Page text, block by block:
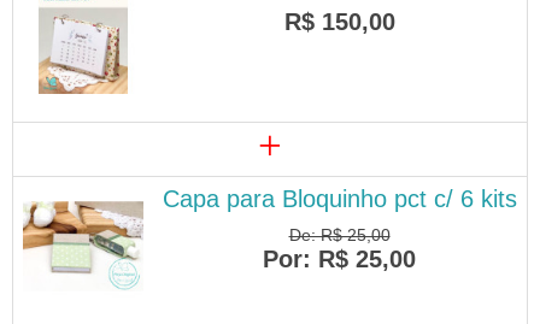
R$ 150,00
+
Capa para Bloquinho pct c/ 6 kits
De: R$ 25,00
Por: R$ 25,00